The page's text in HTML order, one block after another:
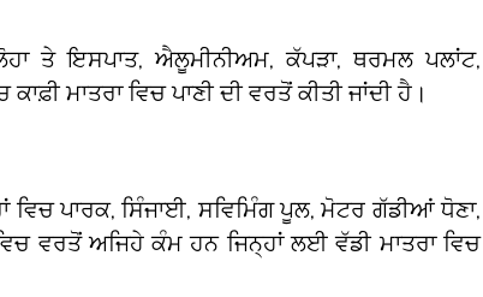
ਤੇ ਇਸਪਾਤ, ਐਲੂਮੀਨੀਅਮ, ਕੱਪੜਾ, ਥਰਮਲ ਪਲਾਂਟ,
ਮਾਤਰਾ ਵਿਚ ਪਾਣੀ ਦੀ ਵਰਤੋਂ ਕੀਤੀ ਜਾਂਦੀ ਹੈ।
ਵਿਚ ਪਾਰਕ, ਸਿੰਜਾਈ, ਸਵਿਮਿੰਗ ਪੂਲ, ਮੋਟਰ ਗੱਡੀਆਂ ਧੋਣਾ,
ਵਰਤੋਂ ਅਜਿਹੇ ਕੰਮ ਹਨ ਜਿਨ੍ਹਾਂ ਲਈ ਵੱਡੀ ਮਾਤਰਾ ਵਿਚ